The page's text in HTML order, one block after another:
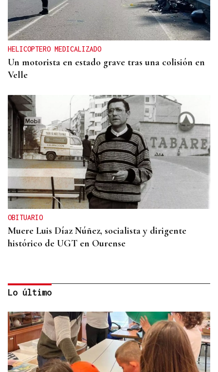
HELICOPTERO MEDICALIZADO
Un motorista en estado grave tras una colisión en
Velle
OBITUARIO
Muere Luis Díaz Núñez, socialista y dirigente
histórico de UGT en Ourense
Lo último